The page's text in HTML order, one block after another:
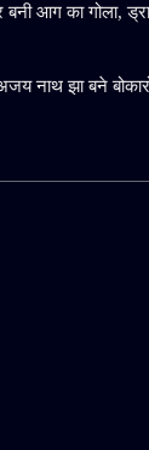
आग का गोला,
नाथ झा बने